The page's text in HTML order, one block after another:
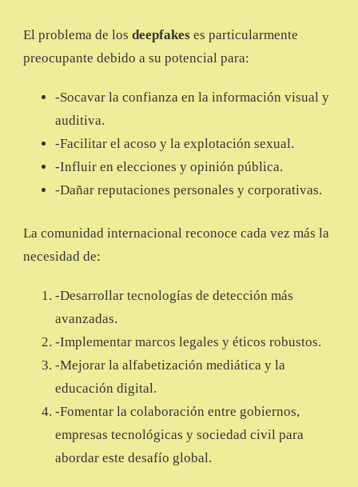
El problema de los deepfakes es particularmente
preocupante debido a su potencial para:
-Socavar la confianza en la información visual y
auditiva.
-Facilitar el acoso y la explotación sexual.
-Influir en elecciones y opinión pública.
-Dañar reputaciones personales y corporativas.
La comunidad internacional reconoce cada vez más la
necesidad de:
-Desarrollar tecnologías de detección más
avanzadas.
-Implementar marcos legales y éticos robustos.
-Mejorar la alfabetización mediática y la
educación digital.
-Fomentar la colaboración entre gobiernos,
empresas tecnológicas y sociedad civil para
abordar este desafío global.